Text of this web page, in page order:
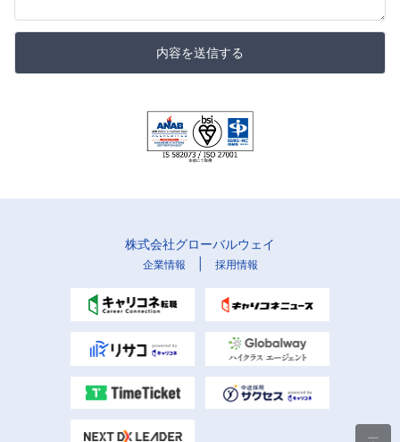
内容を送信する
株式会社グローバルウェイ
企業情報 採用情報